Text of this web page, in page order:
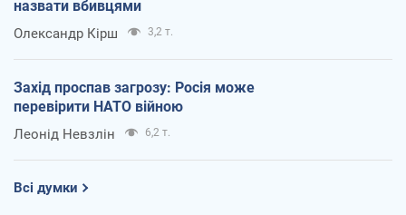
назвати вбивцями
Олександр Кірш 3,2 т.
Захід проспав загрозу: Росія може
перевірити НАТО війною
Леонід Невзлін 6,2 т.
Всі думки